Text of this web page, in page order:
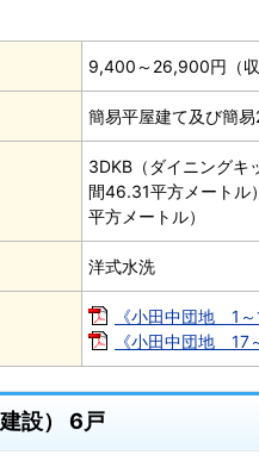
9,400～26,900円（収
簡易平屋建て及び簡
3DKB（ダイニングキ
間46.31平方メート
平方メートル）
洋式水洗
《小田中団地 1
《小田中団地 17
設） 6戸